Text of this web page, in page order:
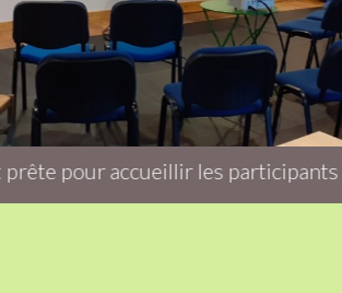
La salle du